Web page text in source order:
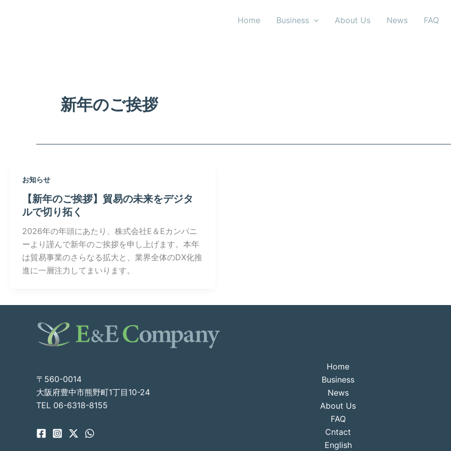
Home Business About Us News FAQ
新年のご挨拶
お知らせ
【新年のご挨拶】貿易の未来をデジタ
ルで切り拓く
2026年の年頭にあたり、株式会社E＆Eカンパニ
ーより謹んで新年のご挨拶を申し上げます。本年
は貿易事業のさらなる拡大と、業界全体のDX化推
進に一層注力してまいります。
〒560-0014
大阪府豊中市熊野町1丁目10-24
TEL 06-6318-8155
Home
Business
News
About Us
FAQ
Cntact
English